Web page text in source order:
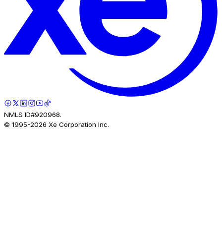
NMLS ID#920968.
© 1995-2026 Xe Corporation Inc.